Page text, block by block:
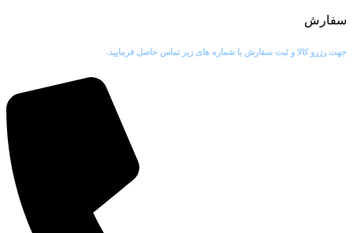
سفارش
جهت رزرو کالا و ثبت سفارش با شماره های زیر تماس حاصل فرمایید.